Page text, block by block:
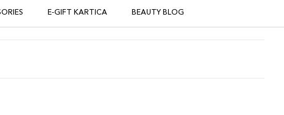
E-GIFT KARTICA BEAUTY BLOG